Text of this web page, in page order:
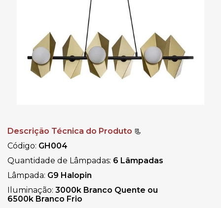
Descrição Técnica do Produto 📃
Código: GH004
Quantidade de Lâmpadas: 6 Lâmpadas
Lâmpada: G9 Halopin
Iluminação: 3000k Branco Quente ou
6500k Branco Frio